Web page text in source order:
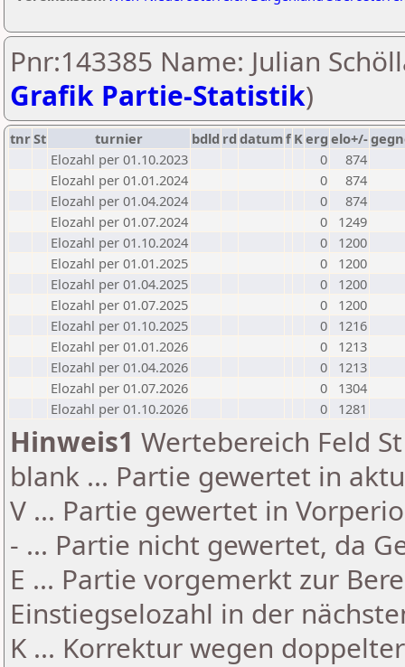
Pnr:143385 Name: Julian
Grafik Partie-Statistik)
tnrSt turnier bdld rd datumf Kerg elo+/-
Elozahl per 01.10.2023
0
874
Elozahl per 01.01.2024
0
874
Elozahl per 01.04.2024
0
874
Elozahl per 01.07.2024
0
1249
Elozahl per 01.10.2024
0
1200
Elozahl per 01.01.2025
0
1200
Elozahl per 01.04.2025
0
1200
Elozahl per 01.07.2025
0
1200
Elozahl per 01.10.2025
0
1216
Elozahl per 01.01.2026
0
1213
Elozahl per 01.04.2026
0
1213
Elozahl per 01.07.2026
0
1304
Elozahl per 01.10.2026
0 1281
Hinweis1 Wertebereich Feld
blank ... Partie gewertet in
V ... Partie gewertet in
- ... Partie nicht gewertet, da
E ... Partie vorgemerkt zur
Einstiegselozahl in der
K ... Korrektur wegen